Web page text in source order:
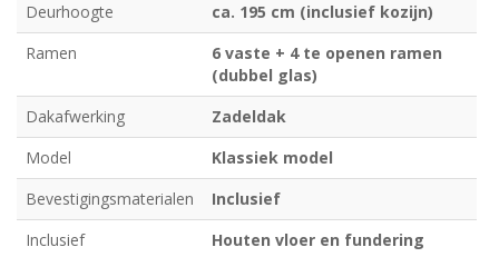
Deurhoogte
ca. 195 cm (inclusief kozijn)
Ramen
6 vaste + 4 te openen ramen
(dubbel glas)
Dakafwerking
Zadeldak
Model
Klassiek model
Bevestigingsmaterialen
Inclusief
Inclusief
Houten vloer en fundering